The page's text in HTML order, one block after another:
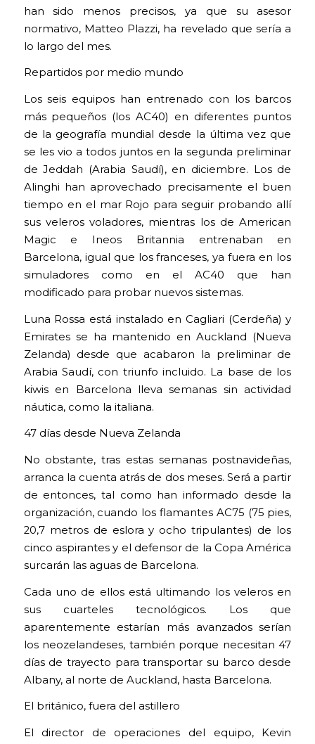
han sido menos precisos, ya que su asesor
normativo, Matteo Plazzi, ha revelado que sería a
lo largo del mes.
Repartidos por medio mundo
Los seis equipos han entrenado con los barcos
más pequeños (los AC40) en diferentes puntos
de la geografía mundial desde la última vez que
se les vio a todos juntos en la segunda preliminar
de Jeddah (Arabia Saudí), en diciembre. Los de
Alinghi han aprovechado precisamente el buen
tiempo en el mar Rojo para seguir probando allí
sus veleros voladores, mientras los de American
Magic e Ineos Britannia entrenaban en
Barcelona, igual que los franceses, ya fuera en los
simuladores como en el AC40 que han
modificado para probar nuevos sistemas.
Luna Rossa está instalado en Cagliari (Cerdeña) y
Emirates se ha mantenido en Auckland (Nueva
Zelanda) desde que acabaron la preliminar de
Arabia Saudí, con triunfo incluido. La base de los
kiwis en Barcelona lleva semanas sin actividad
náutica, como la italiana.
47 días desde Nueva Zelanda
No obstante, tras estas semanas postnavideñas,
arranca la cuenta atrás de dos meses. Será a partir
de entonces, tal como han informado desde la
organización, cuando los flamantes AC75 (75 pies,
20,7 metros de eslora y ocho tripulantes) de los
cinco aspirantes y el defensor de la Copa América
surcarán las aguas de Barcelona.
Cada uno de ellos está ultimando los veleros en
sus cuarteles tecnológicos. Los que
aparentemente estarían más avanzados serían
los neozelandeses, también porque necesitan 47
días de trayecto para transportar su barco desde
Albany, al norte de Auckland, hasta Barcelona.
El británico, fuera del astillero
El director de operaciones del equipo, Kevin